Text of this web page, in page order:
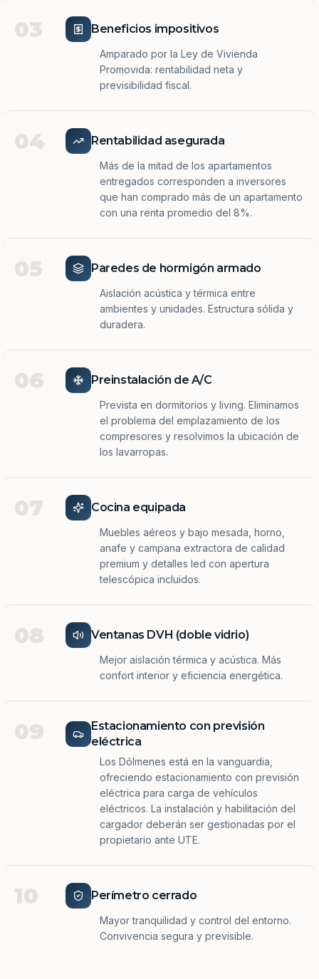
03 Beneficios impositivos
Amparado por la Ley de Vivienda
Promovida: rentabilidad neta y
previsibilidad fiscal.
04 Rentabilidad asegurada
Más de la mitad de los apartamentos
entregados corresponden a inversores
que han comprado más de un apartamento
con una renta promedio del 8%.
05 Paredes de hormigón armado
Aislación acústica y térmica entre
ambientes y unidades. Estructura sólida y
duradera.
06 Preinstalación de A/C
Prevista en dormitorios y living. Eliminamos
el problema del emplazamiento de los
compresores y resolvimos la ubicación de
los lavarropas.
07 Cocina equipada
Muebles aéreos y bajo mesada, horno,
anafe y campana extractora de calidad
premium y detalles led con apertura
telescópica incluidos.
08 Ventanas DVH (doble vidrio)
Mejor aislación térmica y acústica. Más
confort interior y eficiencia energética.
09
Estacionamiento con previsión
eléctrica
Los Dólmenes está en la vanguardia,
ofreciendo estacionamiento con previsión
eléctrica para carga de vehículos
eléctricos. La instalación y habilitación del
cargador deberán ser gestionadas por el
propietario ante UTE.
10 Perímetro cerrado
Mayor tranquilidad y control del entorno.
Convivencia segura y previsible.